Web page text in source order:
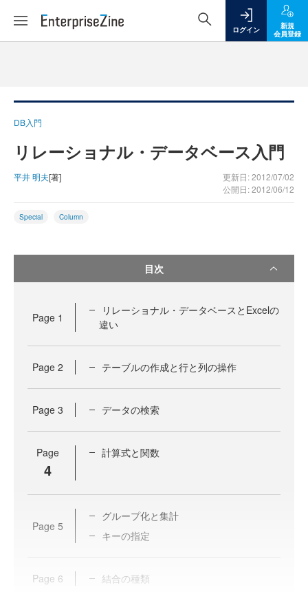
ログイン
新規
会員登録
DB入門
リレーショナル・データベース入門
平井 明夫[著]
更新日: 2012/07/02
公開日: 2012/06/12
Special Column
目次
Page 1
リレーショナル・データベースとExcelの
違い
Page 2 テーブルの作成と行と列の操作
Page 3 データの検索
Page
4
計算式と関数
Page 5
グループ化と集計
キーの指定
Page 6 結合の種類